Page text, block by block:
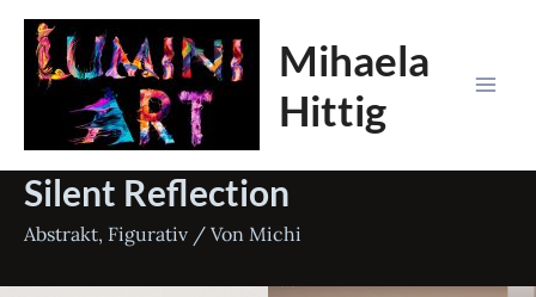
Zum
Inhalt
springen
Mihaela
Hittig
Silent Reflection
Abstrakt, Figurativ / Von Michi